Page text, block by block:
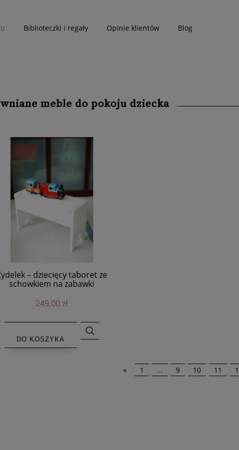
Biblioteczki i regały Opinie klientów Blog
meble do pokoju dziecka
– dziecięcy taboret ze
schowkiem na zabawki
249,00 zł
DO KOSZYKA
« 1 ... 9 10 11